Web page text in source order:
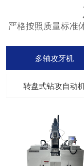
严格按照质量标准
多轴攻牙机
转盘式钻攻自动